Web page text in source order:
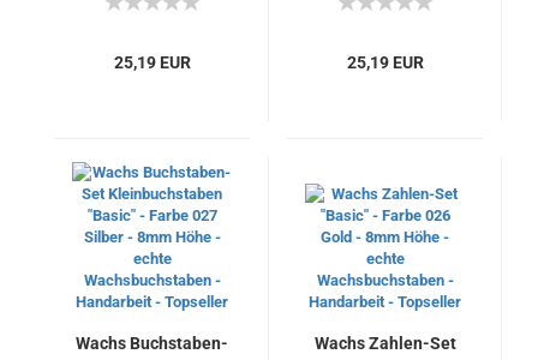
Wachsbuchstaben -
Topseller
25,19 EUR
echte
Handarbeit -
25,19 EUR
Wachs Buchstaben-
Wachs Zahlen-Set